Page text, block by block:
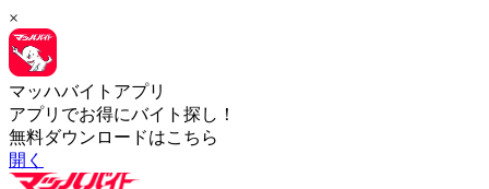
×
マッハバイトアプリ
アプリでお得にバイト探し！
無料ダウンロードはこちら
開く